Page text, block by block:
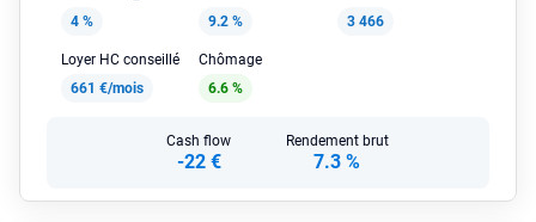
4 %
9.2 %
3 466
Loyer HC conseillé
661 €/mois
Chômage
6.6 %
Cash flow
-22 €
Rendement brut
7.3 %